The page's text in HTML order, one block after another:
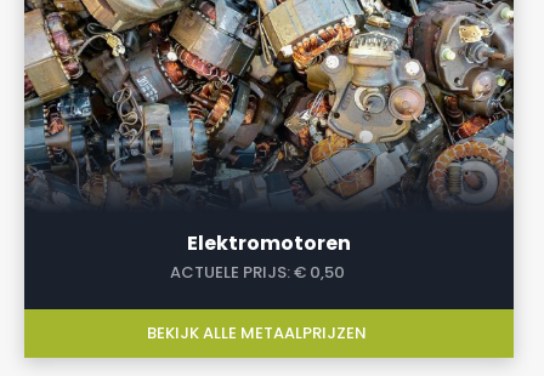
Elektromotoren
ACTUELE PRIJS:€ 0,50
BEKIJK ALLE METAALPRIJZEN